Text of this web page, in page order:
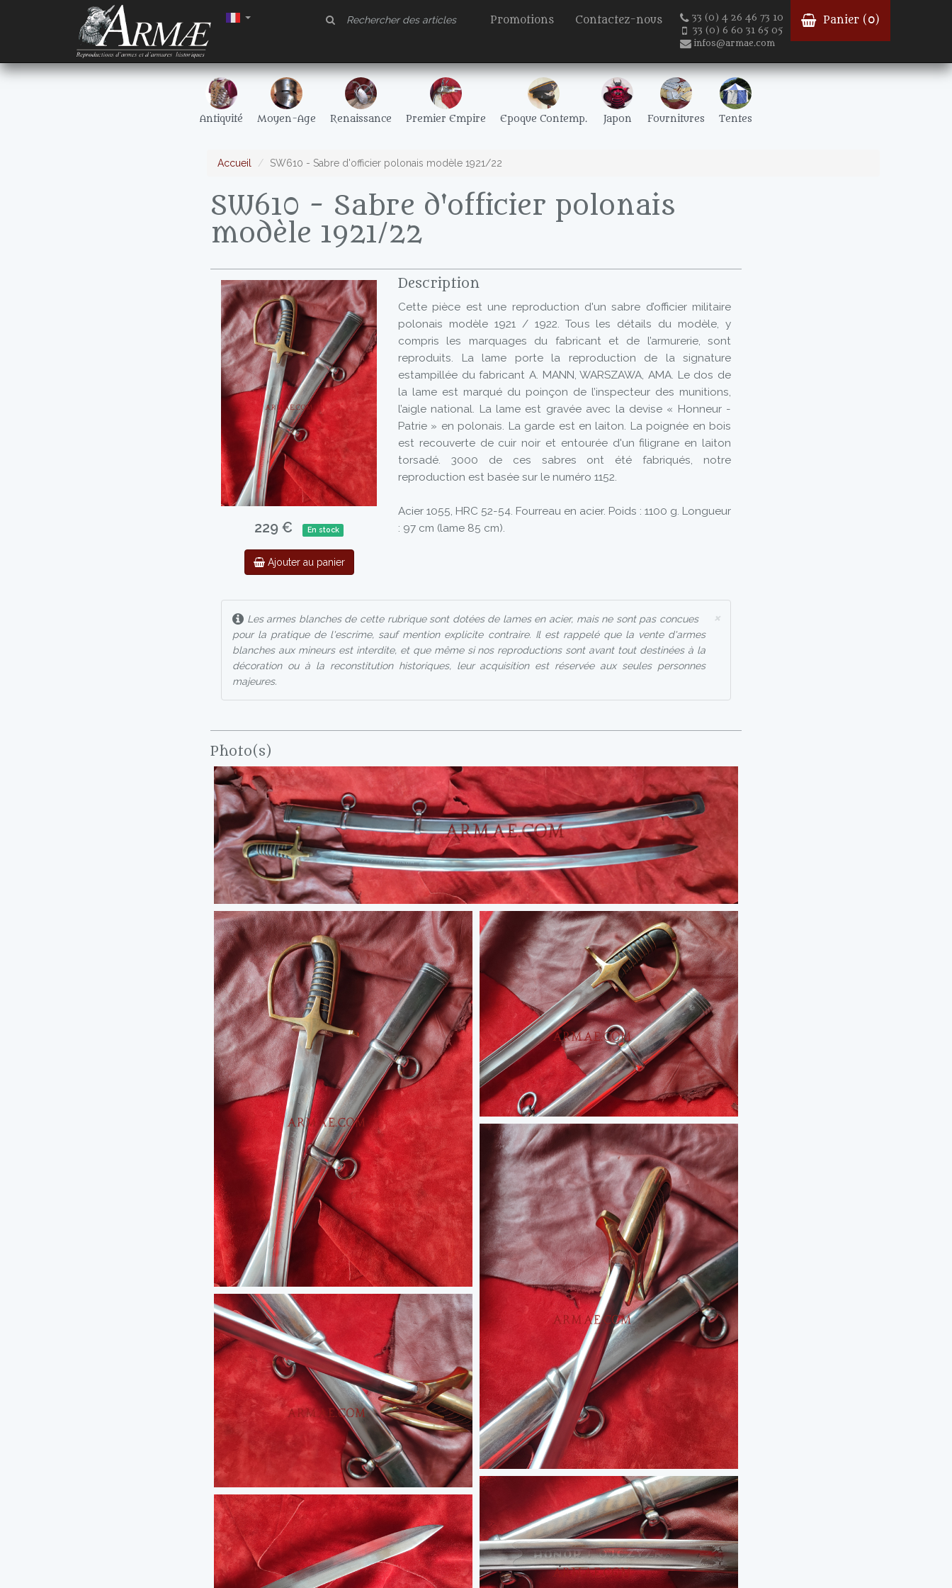
Promotions Contactez-nous
33 (0) 4 26 46 73 10
33 (0) 6 60 31 65 05
infos@armae.com
Panier ( 0)
Antiquité Moyen-Age Renaissance Premier Empire Epoque Contemp. Japon Fournitures Tentes
Accueil SW610 - Sabre d'officier polonais modèle 1921/22
SW610 - Sabre d'officier polonais
modèle 1921/22
229 € En stock
Ajouter au panier
Description
Cette pièce est une reproduction d'un sabre d’officier militaire
polonais modèle 1921 / 1922. Tous les détails du modèle, y
compris les marquages du fabricant et de l’armurerie, sont
reproduits. La lame porte la reproduction de la signature
estampillée du fabricant A. MANN, WARSZAWA, AMA. Le dos de
la lame est marqué du poinçon de l’inspecteur des munitions,
l’aigle national. La lame est gravée avec la devise « Honneur -
Patrie » en polonais. La garde est en laiton. La poignée en bois
est recouverte de cuir noir et entourée d'un filigrane en laiton
torsadé. 3000 de ces sabres ont été fabriqués, notre
reproduction est basée sur le numéro 1152.
Acier 1055, HRC 52-54. Fourreau en acier. Poids : 1100 g. Longueur
: 97 cm (lame 85 cm).
×
Les armes blanches de cette rubrique sont dotées de lames en acier, mais ne sont pas concues
pour la pratique de l'escrime, sauf mention explicite contraire. Il est rappelé que la vente d'armes
blanches aux mineurs est interdite, et que même si nos reproductions sont avant tout destinées à la
décoration ou à la reconstitution historiques, leur acquisition est réservée aux seules personnes
majeures.
Photo(s)